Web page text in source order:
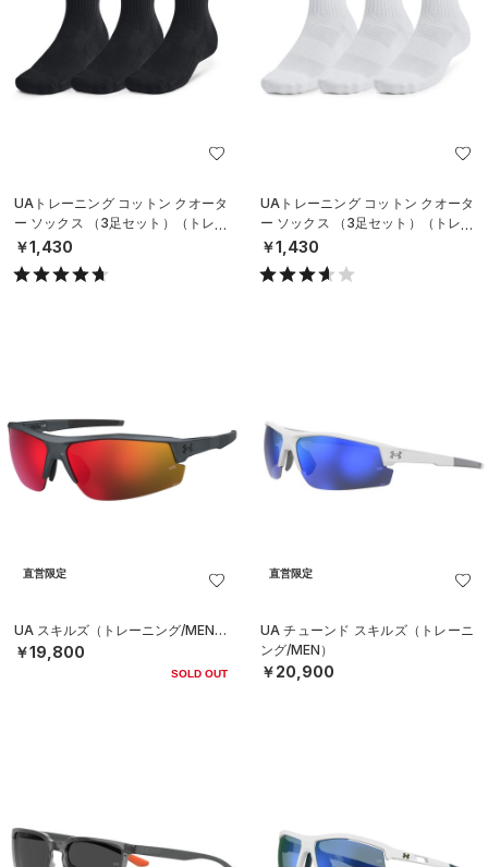
UAトレーニング コットン クオータ
ー ソックス （3足セット）（トレー
ニング/UNISEX）
￥1,430
UAトレーニング コットン クオータ
ー ソックス （3足セット）（トレー
ニング/UNISEX）
￥1,430
直営限定
UA スキルズ（トレーニング/MEN）
￥19,800
SOLD OUT
直営限定
UA チューンド スキルズ（トレーニ
ング/MEN）
￥20,900